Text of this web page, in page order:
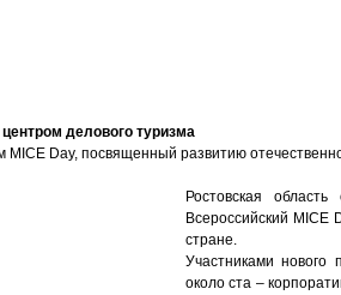
делового туризма
Dау, посвященный развитию
Ростовская
Всероссийский
стране.
Участниками
около ста –